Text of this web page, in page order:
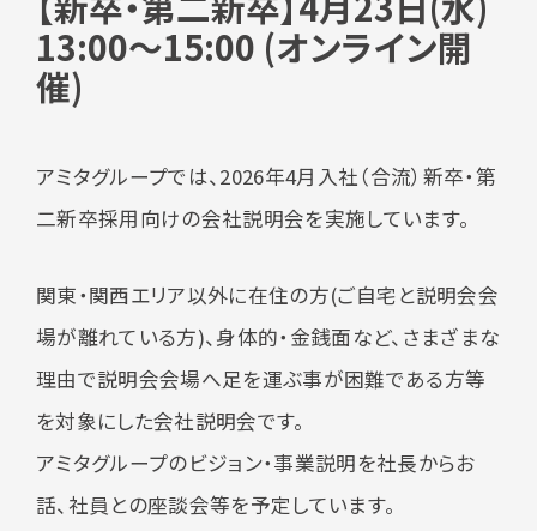
13:00～15:00 (オンライン開
催)
アミタグループでは、2026年4月入社（合流）新卒・第
二新卒採用向けの会社説明会を実施しています。
関東・関西エリア以外に在住の方(ご自宅と説明会会
場が離れている方)、身体的・金銭面など、さまざまな
理由で説明会会場へ足を運ぶ事が困難である方等
を対象にした会社説明会です。
アミタグループのビジョン・事業説明を社長からお
話、社員との座談会等を予定しています。